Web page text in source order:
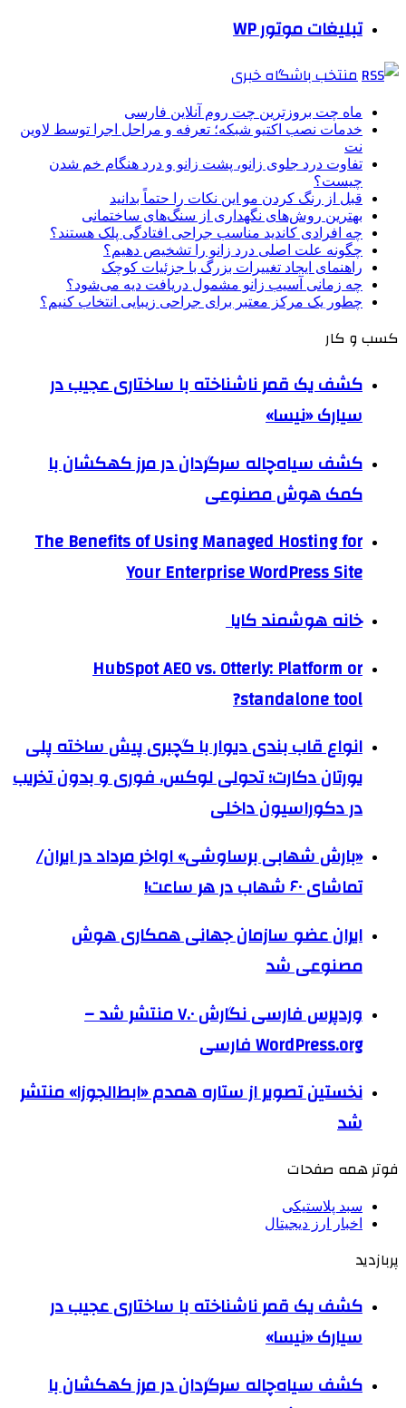
تبلیغات موتور WP
منتخب باشگاه خبری
ماه چت بروزترین چت روم آنلاین فارسی
خدمات نصب اکتیو شبکه؛ تعرفه و مراحل اجرا توسط لاوین
نت
تفاوت درد جلوی زانو، پشت زانو و درد هنگام خم شدن
چیست؟
قبل از رنگ کردن مو این نکات را حتماً بدانید
بهترین روش‌های نگهداری از سنگ‌های ساختمانی
چه افرادی کاندید مناسب جراحی افتادگی پلک هستند؟
چگونه علت اصلی درد زانو را تشخیص دهیم؟
راهنمای ایجاد تغییرات بزرگ با جزئیات کوچک
چه زمانی آسیب زانو مشمول دریافت دیه می‌شود؟
چطور یک مرکز معتبر برای جراحی زیبایی انتخاب کنیم؟
کسب و کار
کشف یک قمر ناشناخته با ساختاری عجیب در
سیارک «نیسا»
کشف سیاه‌چاله سرگردان در مرز کهکشان با
کمک هوش مصنوعی
The Benefits of Using Managed Hosting for
Your Enterprise WordPress Site
خانه هوشمند کایا
HubSpot AEO vs. Otterly: Platform or
standalone tool?
انواع قاب بندی دیوار با گچبری پیش ساخته پلی
یورتان دکارت؛ تحولی لوکس، فوری و بدون تخریب
در دکوراسیون داخلی
«بارش شهابی برساوشی» اواخر مرداد در ایران/
تماشای ۶۰ شهاب در هر ساعت!
ایران عضو سازمان جهانی همکاری هوش
مصنوعی شد
وردپرس فارسی نگارش ۷.۰ منتشر شد –
WordPress.org فارسی
نخستین تصویر از ستاره همدم «ابط‌الجوزا» منتشر
شد
فوتر همه صفحات
سبد پلاستیکی
اخبار ارز دیجیتال
پربازدید
کشف یک قمر ناشناخته با ساختاری عجیب در
سیارک «نیسا»
کشف سیاه‌چاله سرگردان در مرز کهکشان با